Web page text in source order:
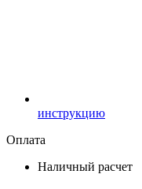
инструкцию
Оплата
Наличный расчет